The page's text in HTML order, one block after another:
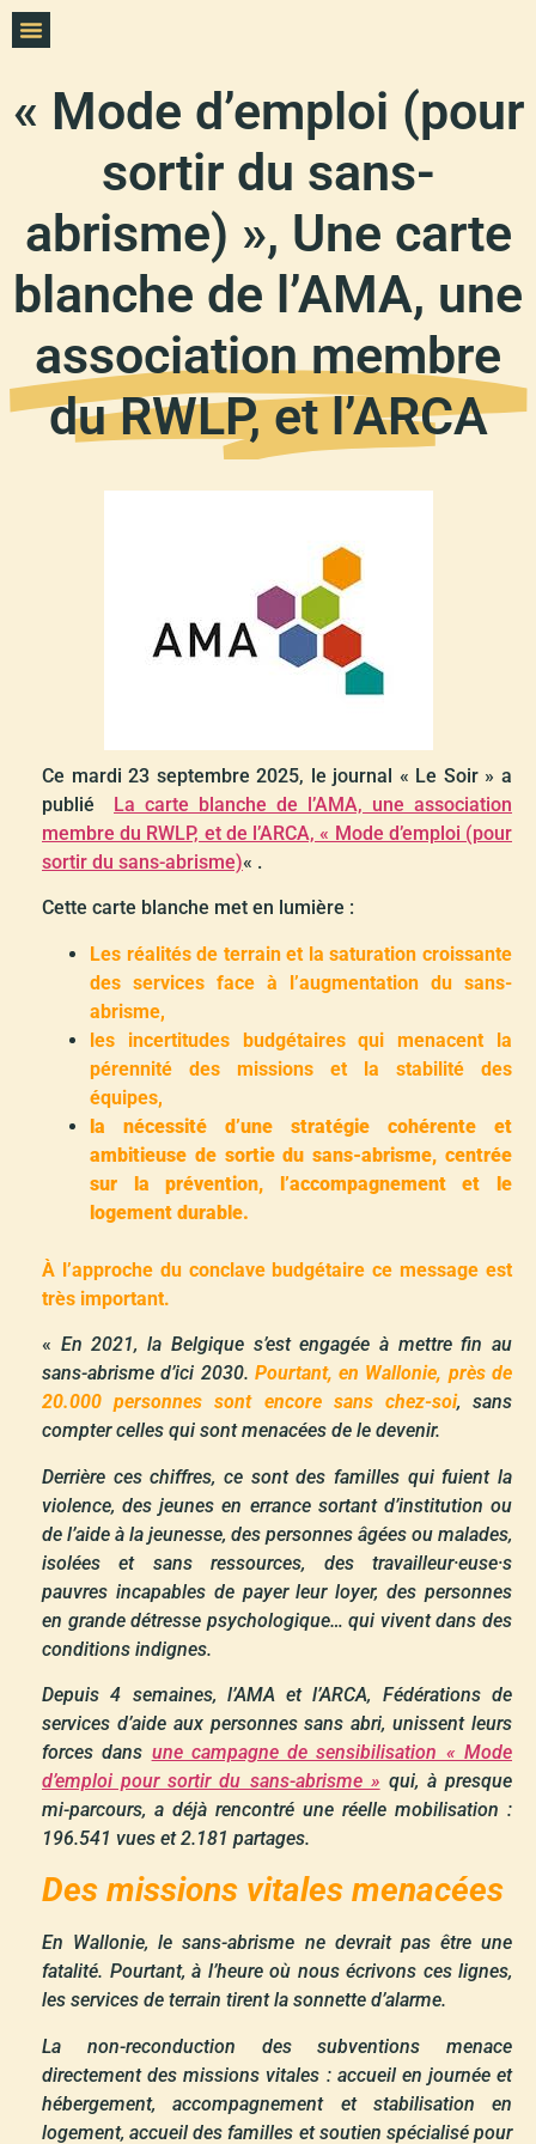
« Mode d’emploi (pour
sortir du sans-
abrisme) », Une carte
blanche de l’AMA, une
association membre
du RWLP, et l’ARCA
Ce mardi 23 septembre 2025, le journal « Le Soir » a
publié La carte blanche de l’AMA, une association
membre du RWLP, et de l’ARCA, « Mode d’emploi (pour
sortir du sans-abrisme)« .
Cette carte blanche met en lumière :
Les réalités de terrain et la saturation croissante
des services face à l’augmentation du sans-
abrisme,
les incertitudes budgétaires qui menacent la
pérennité des missions et la stabilité des
équipes,
la nécessité d’une stratégie cohérente et
ambitieuse de sortie du sans-abrisme, centrée
sur la prévention, l’accompagnement et le
logement durable.
À l’approche du conclave budgétaire ce message est
très important.
« En 2021, la Belgique s’est engagée à mettre fin au
sans-abrisme d’ici 2030. Pourtant, en Wallonie, près de
20.000 personnes sont encore sans chez-soi, sans
compter celles qui sont menacées de le devenir.
Derrière ces chiffres, ce sont des familles qui fuient la
violence, des jeunes en errance sortant d’institution ou
de l’aide à la jeunesse, des personnes âgées ou malades,
isolées et sans ressources, des travailleur·euse·s
pauvres incapables de payer leur loyer, des personnes
en grande détresse psychologique… qui vivent dans des
conditions indignes.
Depuis 4 semaines, l’AMA et l’ARCA, Fédérations de
services d’aide aux personnes sans abri, unissent leurs
forces dans une campagne de sensibilisation « Mode
d’emploi pour sortir du sans-abrisme » qui, à presque
mi-parcours, a déjà rencontré une réelle mobilisation :
196.541 vues et 2.181 partages.
Des missions vitales menacées
En Wallonie, le sans-abrisme ne devrait pas être une
fatalité. Pourtant, à l’heure où nous écrivons ces lignes,
les services de terrain tirent la sonnette d’alarme.
La non-reconduction des subventions menace
directement des missions vitales : accueil en journée et
hébergement, accompagnement et stabilisation en
logement, accueil des familles et soutien spécialisé pour